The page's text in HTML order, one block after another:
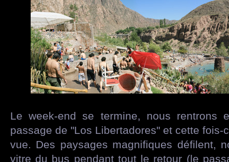
Le week-end se termine, nous rentrons
passage de "Los Libertadores" et cette
vue. Des paysages magnifiques défilent,
vitre du bus pendant tout le retour (le